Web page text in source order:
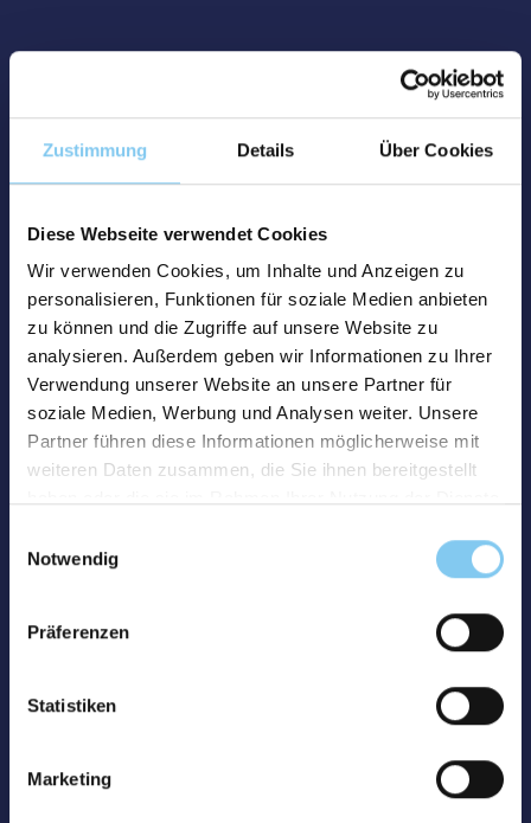
Zustimmung Details Über Cookies
Diese Webseite verwendet Cookies
Wir verwenden Cookies, um Inhalte und Anzeigen zu
personalisieren, Funktionen für soziale Medien anbieten
zu können und die Zugriffe auf unsere Website zu
analysieren. Außerdem geben wir Informationen zu Ihrer
Verwendung unserer Website an unsere Partner für
soziale Medien, Werbung und Analysen weiter. Unsere
Partner führen diese Informationen möglicherweise mit
weiteren Daten zusammen, die Sie ihnen bereitgestellt
Notwendig
Präferenzen
Statistiken
Marketing